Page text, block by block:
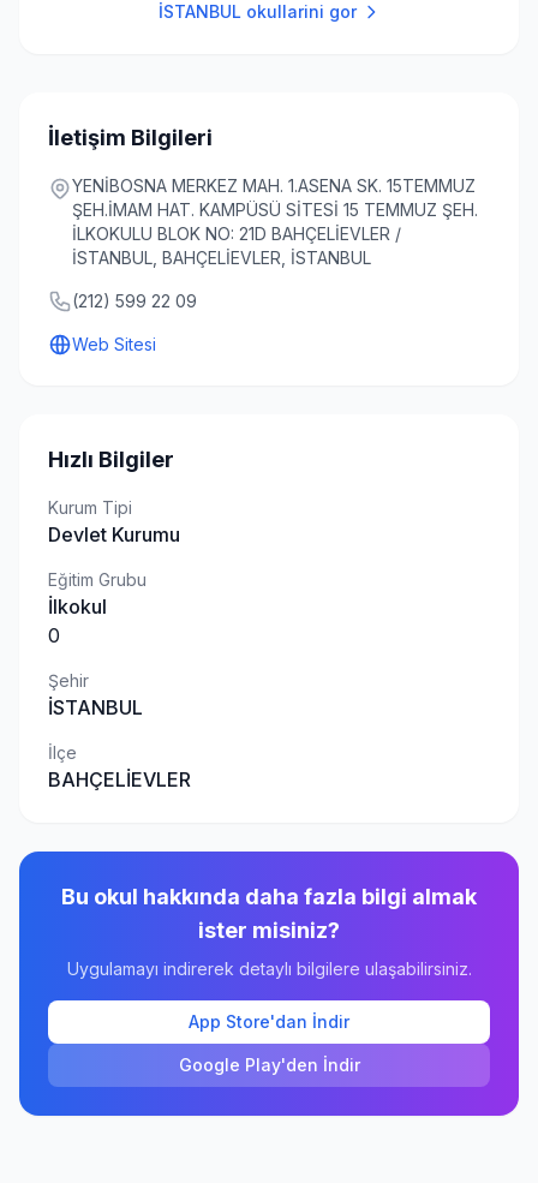
İSTANBUL okullarini gor
İletişim Bilgileri
YENİBOSNA MERKEZ MAH. 1.ASENA SK. 15TEMMUZ
ŞEH.İMAM HAT. KAMPÜSÜ SİTESİ 15 TEMMUZ ŞEH.
İLKOKULU BLOK NO: 21D BAHÇELİEVLER /
İSTANBUL, BAHÇELİEVLER, İSTANBUL
(212) 599 22 09
Web Sitesi
Hızlı Bilgiler
Kurum Tipi
Devlet Kurumu
Eğitim Grubu
İlkokul
0
Şehir
İSTANBUL
İlçe
BAHÇELİEVLER
Bu okul hakkında daha fazla bilgi almak
ister misiniz?
Uygulamayı indirerek detaylı bilgilere ulaşabilirsiniz.
App Store'dan İndir
Google Play'den İndir